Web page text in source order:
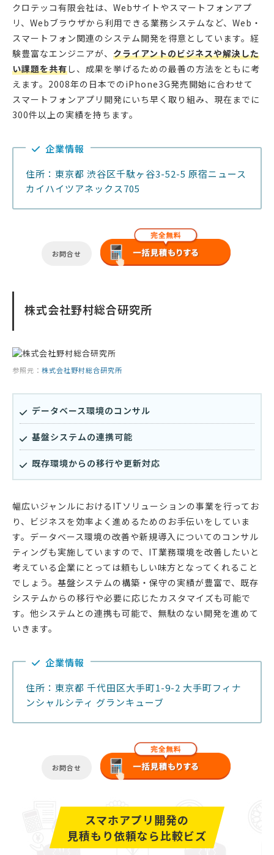
クロテッコ有限会社は、Webサイトやスマートフォンアプ
リ、Webブラウザから利用できる業務システムなど、Web・
スマートフォン関連のシステム開発を得意としています。経
験豊富なエンジニアが、 クライアントのビジネスや解決した
い課題を共有し、成果を挙げるための最善の方法をともに考
えます。2008年の日本でのiPhone3G発売開始に合わせて
スマートフォンアプリ開発にいち早く取り組み、現在までに
300件以上の実績を持ちます。
企業情報
住所：東京都 渋谷区千駄ヶ谷3-52-5 原宿ニュース
カイハイツアネックス705
お問合せ
株式会社野村総合研究所
参照元： 株式会社野村総合研究所
データベース環境のコンサル
基盤システムの連携可能
既存環境からの移行や更新対応
幅広いジャンルにおけるITソリューションの事業を行ってお
り、ビジネスを効率よく進めるためのお手伝いをしていま
す。データベース環境の改善や新規導入についてのコンサル
ティングも実施していますので、IT業務環境を改善したいと
考えている企業にとっては頼もしい味方となってくれること
でしょう。基盤システムの構築・保守の実績が豊富で、既存
システムからの移行や必要に応じたカスタマイズも可能で
す。他システムとの連携も可能で、無駄のない開発を進めて
いきます。
企業情報
住所：東京都 千代田区大手町1-9-2 大手町フィナ
ンシャルシティ グランキューブ
お問合せ
スマホアプリ開発の
見積もり依頼なら比較ビズ